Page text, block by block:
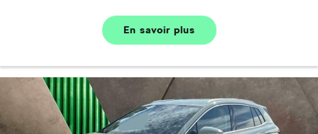
En savoir plus